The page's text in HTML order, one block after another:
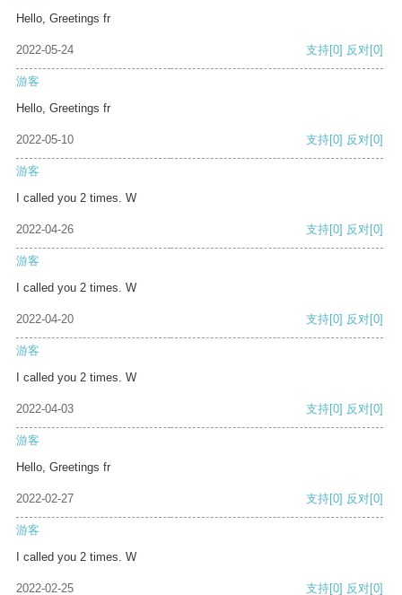
Hello, Greetings fr
2022-05-24 支持[0] 反对[0]
游客
Hello, Greetings fr
2022-05-10 支持[0] 反对[0]
游客
I called you 2 times. W
2022-04-26 支持[0] 反对[0]
游客
I called you 2 times. W
2022-04-20 支持[0] 反对[0]
游客
I called you 2 times. W
2022-04-03 支持[0] 反对[0]
游客
Hello, Greetings fr
2022-02-27 支持[0] 反对[0]
游客
I called you 2 times. W
2022-02-25 支持[0] 反对[0]